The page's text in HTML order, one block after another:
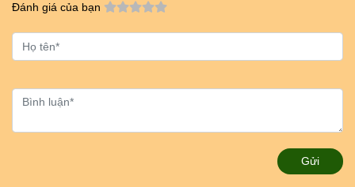
Đánh giá của bạn
Gửi